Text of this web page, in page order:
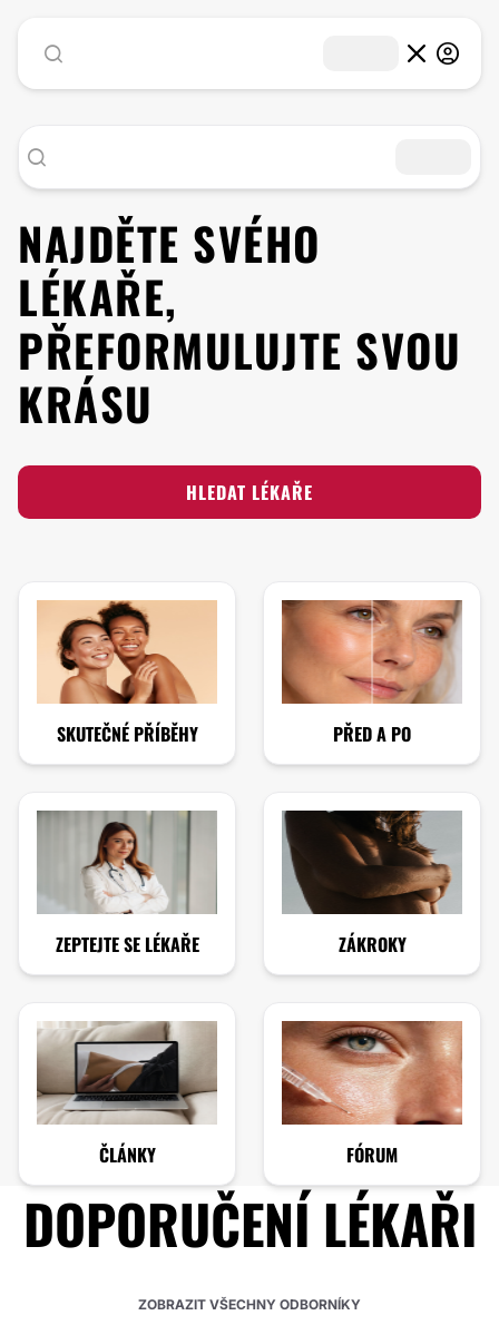
NAJDĚTE SVÉHO
LÉKAŘE,
PŘEFORMULUJTE SVOU
KRÁSU
HLEDAT LÉKAŘE
SKUTEČNÉ PŘÍBĚHY PŘED A PO
ZEPTEJTE SE LÉKAŘE ZÁKROKY
ČLÁNKY FÓRUM
DOPORUČENÍ LÉKAŘI
ZOBRAZIT VŠECHNY ODBORNÍKY